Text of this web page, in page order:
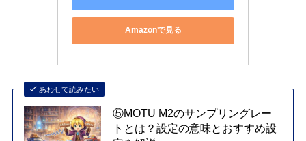
Amazonで見る
あわせて読みたい
⑤MOTU M2のサンプリングレー
トとは？設定の意味とおすすめ設